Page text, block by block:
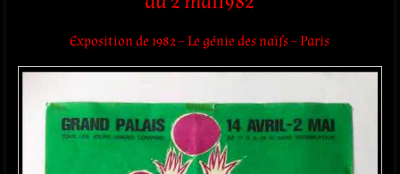
Exposition de 1982 – Le génie des naïfs – Paris